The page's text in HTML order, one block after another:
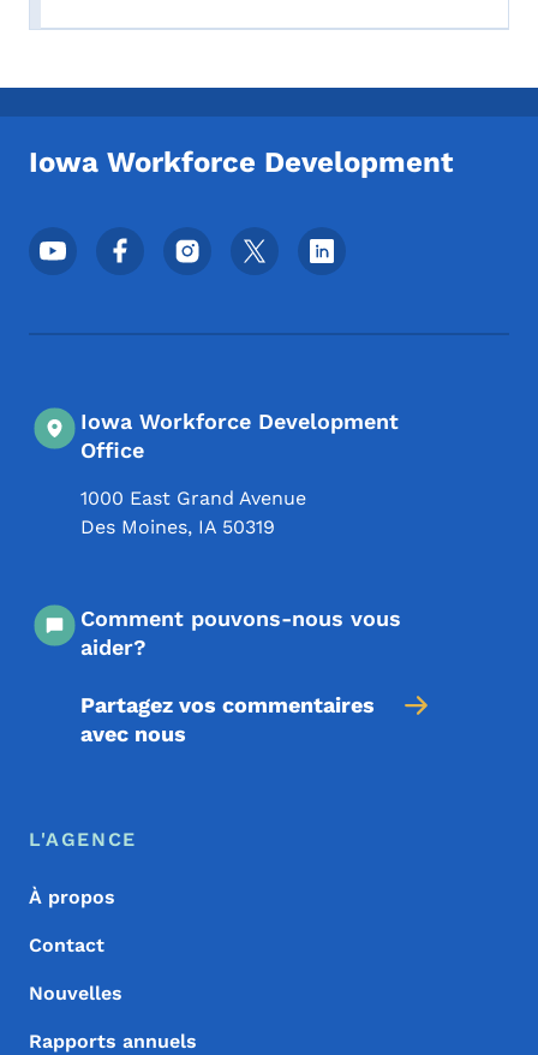
Iowa Workforce Development
Menu des réseaux sociaux du pied de
Iowa Workforce Development
Office
1000 East Grand Avenue
Des Moines, IA 50319
Comment pouvons-nous vous
aider?
Partagez vos commentaires
avec nous
Menu de pied de page
Footer
L'AGENCE
À propos
Contact
Nouvelles
Rapports annuels